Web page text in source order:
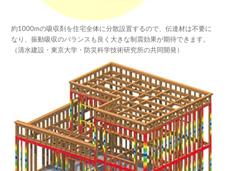
約1000mの吸収剤を住宅全体に分散設置するので、伝達材は不要に
なり、振動吸収のバランスも良く大きな制震効果が期待できます。
（清水建設・東京大学・防災科学技術研究所の共同開発）